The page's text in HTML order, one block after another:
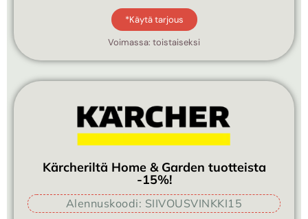
*Käytä tarjous
Voimassa: toistaiseksi
Kärcheriltä Home & Garden tuotteista
-15%!
Alennuskoodi: SIIVOUSVINKKI15